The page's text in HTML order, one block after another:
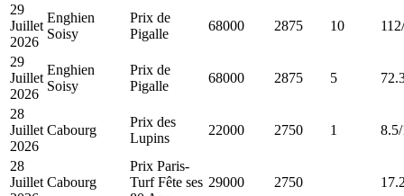
29
Juillet
2026
Enghien
Soisy
Prix de
Pigalle
68000 2875 10
29
Juillet
2026
Enghien
Soisy
Prix de
Pigalle
68000 2875 5
28
Juillet
2026
Cabourg
Prix des
Lupins
22000 2750 1
28
Juillet Cabourg
Prix Paris-
Turf Fête ses 29000 2750